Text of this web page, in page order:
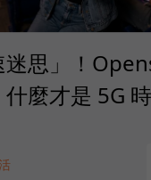
迷思」！
麼才是 5G